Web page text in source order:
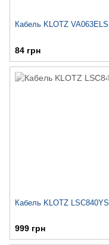
Кабель KLOTZ VA063ELS
84 грн
Кабель KLOTZ LSC840YS
999 грн